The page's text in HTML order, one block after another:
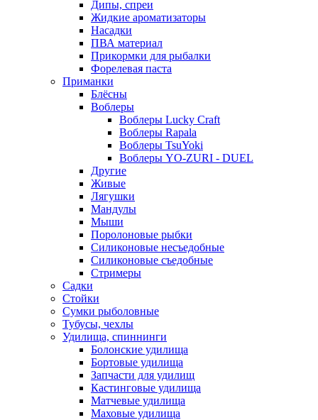
Дипы, спреи
Жидкие ароматизаторы
Насадки
ПВА материал
Прикормки для рыбалки
Форелевая паста
Приманки
Блёсны
Воблеры
Воблеры Lucky Craft
Воблеры Rapala
Воблеры TsuYoki
Воблеры YO-ZURI - DUEL
Другие
Живые
Лягушки
Мандулы
Мыши
Поролоновые рыбки
Силиконовые несъедобные
Силиконовые съедобные
Стримеры
Садки
Стойки
Сумки рыболовные
Тубусы, чехлы
Удилища, спиннинги
Болонские удилища
Бортовые удилища
Запчасти для удилищ
Кастинговые удилища
Матчевые удилища
Маховые удилища